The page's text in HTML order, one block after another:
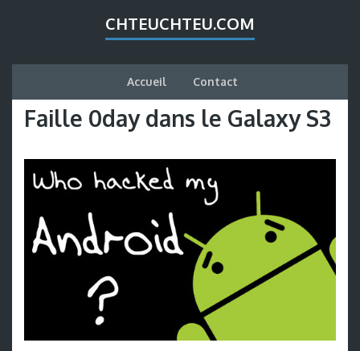
CHTEUCHTEU.COM
Accueil Contact
Faille 0day dans le Galaxy S3